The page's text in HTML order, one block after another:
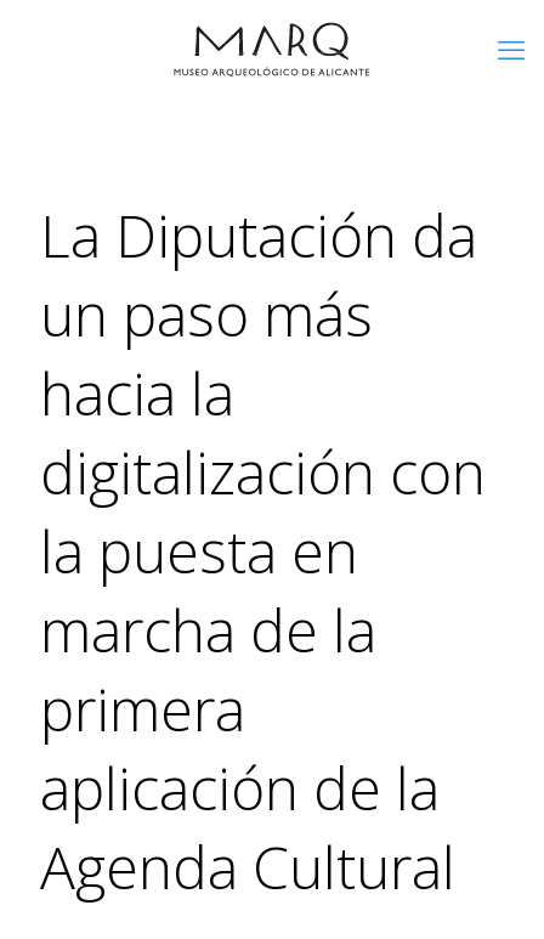
La Diputación da
un paso más
hacia la
digitalización con
la puesta en
marcha de la
primera
aplicación de la
Agenda Cultural